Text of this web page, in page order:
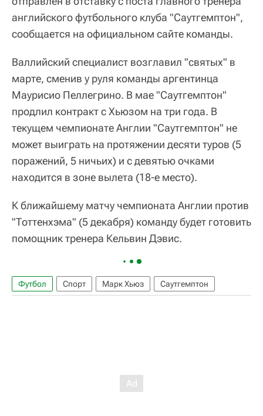
английского футбольного клуба "Саутгемптон",
сообщается на официальном сайте команды.
Валлийский специалист возглавил "святых" в
марте, сменив у руля команды аргентинца
Маурисио Пеллегрино. В мае "Саутгемптон"
продлил контракт с Хьюзом на три года. В
текущем чемпионате Англии "Саутгемптон" не
может выиграть на протяжении десяти туров (5
поражений, 5 ничьих) и с девятью очками
находится в зоне вылета (18-е место).
К ближайшему матчу чемпионата Англии против
"Тоттенхэма" (5 декабря) команду будет готовить
помощник тренера Кельвин Дэвис.
Футбол Спорт Марк Хьюз Саутгемптон